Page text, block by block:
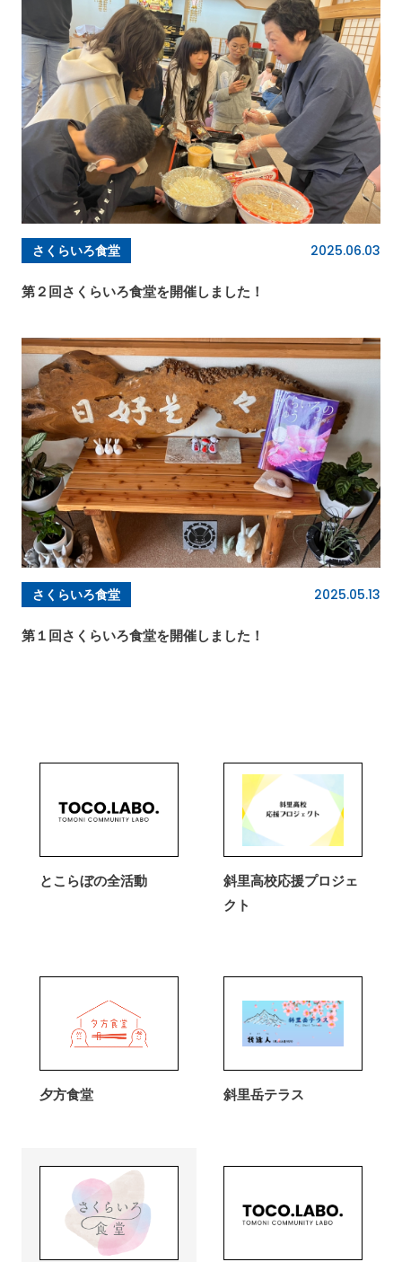
さくらいろ食堂 2025.06.03
第２回さくらいろ食堂を開催しました！
さくらいろ食堂 2025.05.13
第１回さくらいろ食堂を開催しました！
とこらぼの全活動
斜里高校応援プロジェ
クト
夕方食堂 斜里岳テラス